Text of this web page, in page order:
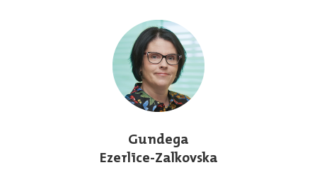
Gundega
Ezerlīce-Zalkovska